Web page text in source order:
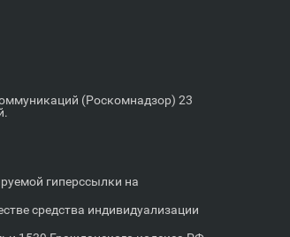
(Роскомнадзор) 23
гиперссылки на
средства индивидуализации